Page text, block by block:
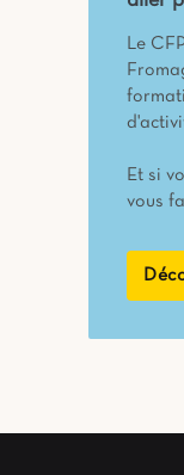
Le
Et si
vous